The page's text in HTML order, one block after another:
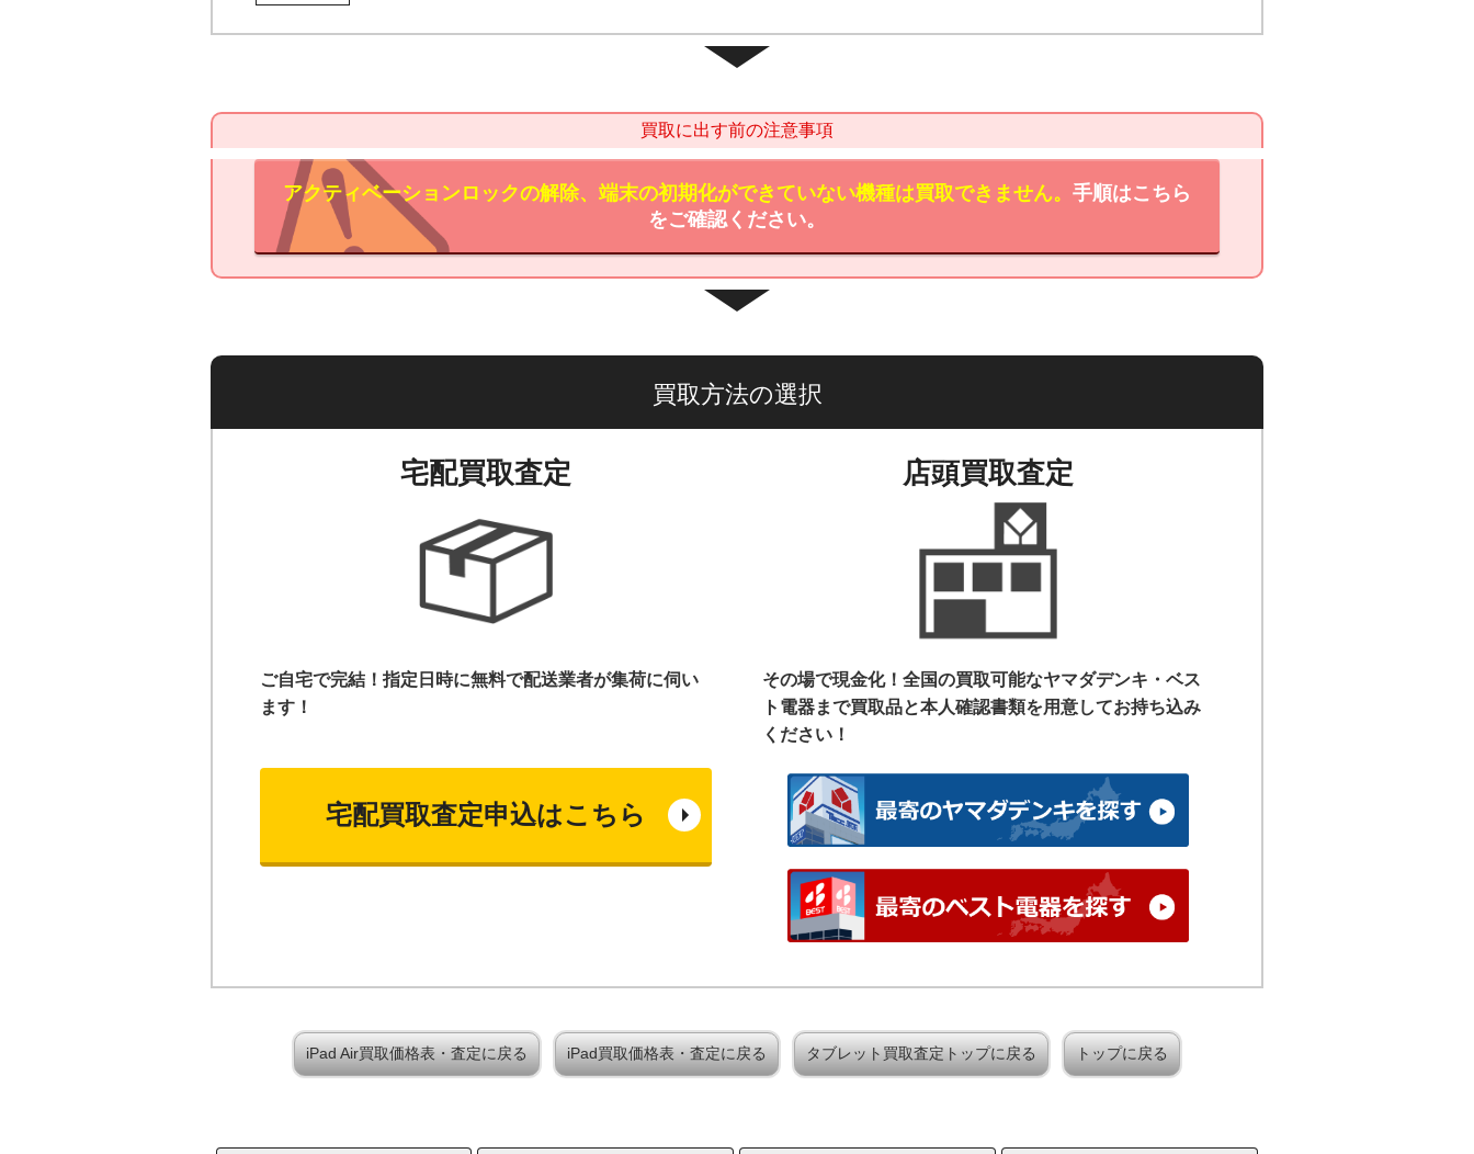
買取に出す前の注意事項
アクティベーションロックの解除、端末の初期化ができていない機種は買取できません。 手順はこちら
をご確認ください。
買取方法の選択
宅配買取査定
ご自宅で完結！指定日時に無料で配送業者が集荷に伺い
ます！
宅配買取査定申込はこちら
店頭買取査定
その場で現金化！全国の買取可能なヤマダデンキ・ベス
ト電器まで買取品と本人確認書類を用意してお持ち込み
ください！
iPad Air買取価格表・査定に戻る iPad買取価格表・査定に戻る タブレット買取査定トップに戻る トップに戻る